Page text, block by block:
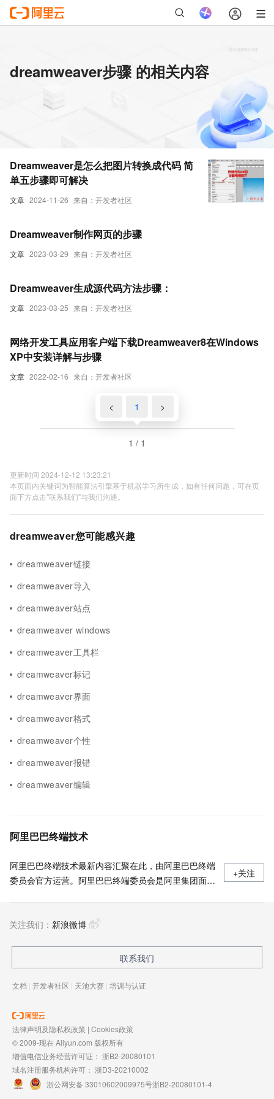
dreamweaver步骤 的相关内容
文章 2024-11-26 来自：开发者社区
Dreamweaver是怎么把图片转换成代码 简
单五步骤即可解决
文章 2023-03-29 来自：开发者社区
Dreamweaver制作网页的步骤
文章 2023-03-25 来自：开发者社区
Dreamweaver生成源代码方法步骤：
文章 2022-02-16 来自：开发者社区
网络开发工具应用客户端下载Dreamweaver8在Windows
XP中安装详解与步骤
< 1 >
1 / 1
更新时间 2024-12-12 13:23:21
本页面内关键词为智能算法引擎基于机器学习所生成，如有任何问题，可在页
面下方点击"联系我们"与我们沟通。
dreamweaver您可能感兴趣
dreamweaver链接
dreamweaver导入
dreamweaver站点
dreamweaver windows
dreamweaver工具栏
dreamweaver标记
dreamweaver界面
dreamweaver格式
dreamweaver个性
dreamweaver报错
dreamweaver编辑
阿里巴巴终端技术
阿里巴巴终端技术最新内容汇聚在此，由阿里巴巴终端
委员会官方运营。阿里巴巴终端委员会是阿里集团面向
策略和目标并落地执行，推动终端技术发展，帮助工程
巴终端域的官方公众号：阿里巴巴终端技术，欢迎关
注。
+关注
关注我们： 新浪微博
联系我们
文档 | 开发者社区 | 天池大赛 | 培训与认证
法律声明及隐私权政策 | Cookies政策
© 2009-现在 Aliyun.com 版权所有
增值电信业务经营许可证： 浙B2-20080101
域名注册服务机构许可： 浙D3-20210002
浙公网安备 33010602009975号浙B2-20080101-4